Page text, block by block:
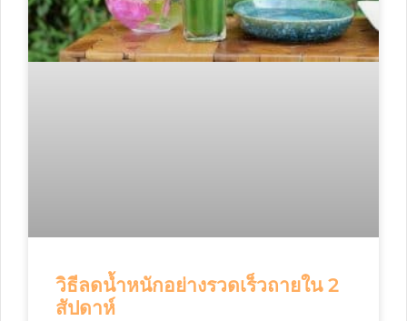
วิธีลดน้ำหนักอย่างรวดเร็วถายใน 2
สัปดาห์